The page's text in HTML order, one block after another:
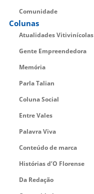
Comunidade
Colunas
Atualidades Vitivinícolas
Gente Empreendedora
Memória
Parla Talian
Coluna Social
Entre Vales
Palavra Viva
Conteúdo de marca
Histórias d’O Florense
Da Redação